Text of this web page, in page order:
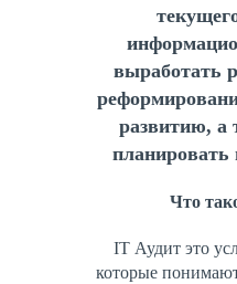
выработать
развитию, а
планировать
Что
IT Аудит это
которые